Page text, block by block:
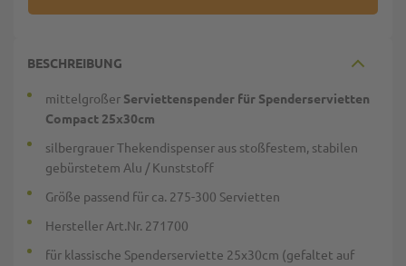
BESCHREIBUNG
mittelgroßer Serviettenspender für Spenderservietten
Compact 25x30cm
silbergrauer Thekendispenser aus stoßfestem, stabilen
gebürstetem Alu / Kunststoff
Größe passend für ca. 275-300 Servietten
Hersteller Art.Nr. 271700
für klassische Spenderserviette 25x30cm (gefaltet auf